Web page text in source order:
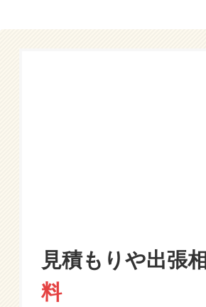
見積もりや出張
料